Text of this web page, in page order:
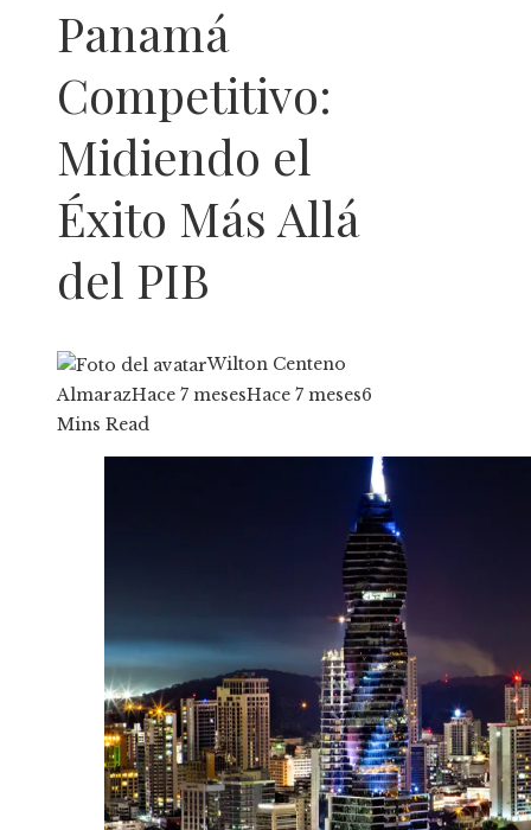
Panamá
Competitivo:
Midiendo el
Éxito Más Allá
del PIB
Wilton Centeno
AlmarazHace 7 mesesHace 7 meses6
Mins Read